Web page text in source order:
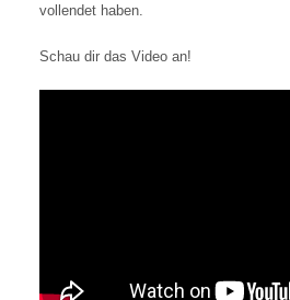
vollendet haben.
Schau dir das Video an!